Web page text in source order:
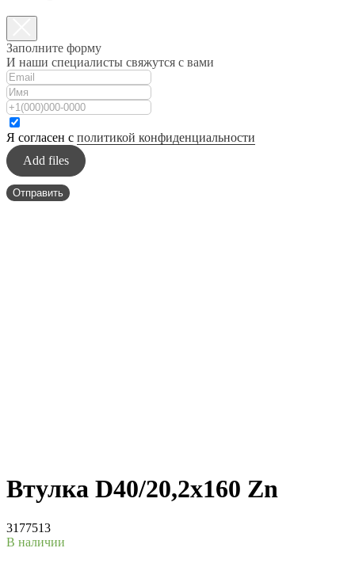
Заполните форму
И наши специалисты свяжутся с вами
Я согласен с политикой конфиденциальности
Add files
Отправить
Втулка D40/20,2x160 Zn
3177513
В наличии